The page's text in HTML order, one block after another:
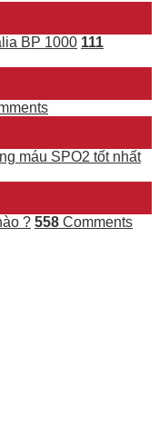
BP 1000 111
máu SPO2 tốt nhất
? 558 Comments